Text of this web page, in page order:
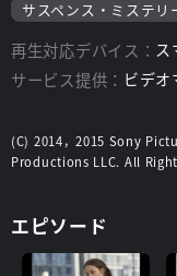
サスペンス・ミステリ
再生対応デバイス： ス
サービス提供： ビデオ
(C) 2014，2015 Sony
Productions LLC. All
エピソード